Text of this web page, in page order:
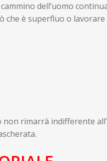
dell’uomo
che è superfluo o
rimarrà indifferente